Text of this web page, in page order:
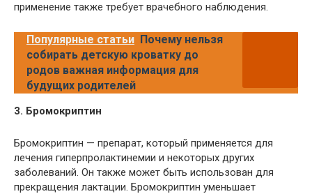
применение также требует врачебного наблюдения.
Популярные статьи Почему нельзя
собирать детскую кроватку до
родов важная информация для
будущих родителей
3. Бромокриптин
Бромокриптин — препарат, который применяется для
лечения гиперпролактинемии и некоторых других
заболеваний. Он также может быть использован для
прекращения лактации. Бромокриптин уменьшает